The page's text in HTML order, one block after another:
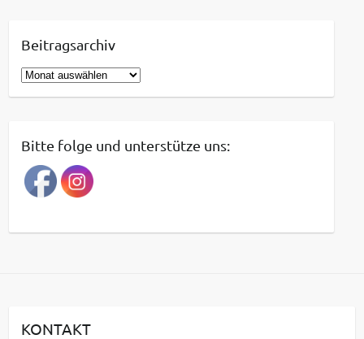
Beitragsarchiv
B
e
r
a
g
a
v
Bitte folge und unterstütze uns:
KONTAKT